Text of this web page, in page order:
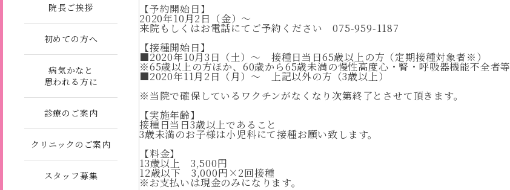
院長ご挨拶
初めての方へ
病気かなと
思われる方に
診療のご案内
クリニックのご案内
スタッフ募集
【予約開始日】
2020年10月2日（金）〜
来院もしくはお電話にてご予約ください 075-959-1187
【接種開始日】
■2020年10月3日（土）〜 接種日当日65歳以上の方（定期接種対象者※）
※65歳以上の方ほか、60歳から65歳未満の慢性高度心・腎・呼吸器機能不全者等
■2020年11月2日（月）〜 上記以外の方（3歳以上）
※当院で確保しているワクチンがなくなり次第終了とさせて頂きます。
【実施年齢】
接種日当日3歳以上であること
3歳未満のお子様は小児科にて接種お願い致します。
【料金】
13歳以上 3,500円
12歳以下 3,000円×2回接種
※お支払いは現金のみになります。